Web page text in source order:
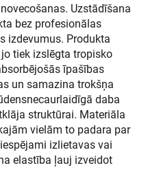
Uzstādīšana
bez profesionālas
izdevumus. Produkta
tiek izslēgta tropisko
īpašības
un samazina trokšņa
daba
struktūrai. Materiāla
vielām to padara par
izlietavas vai
elastība ļauj izveidot